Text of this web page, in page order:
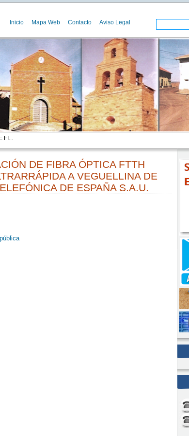
Inicio Mapa Web Contacto Aviso Legal
FI...
DE FIBRA ÓPTICA FTTH
A VEGUELLINA DE
DE ESPAÑA S.A.U.